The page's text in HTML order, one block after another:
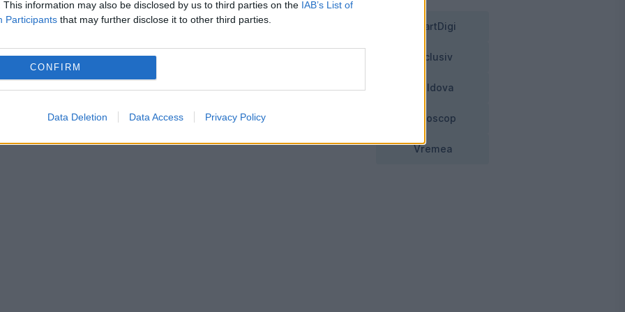
This information may also be disclosed by us to third parties on the IAB’s List of
Participants that may further disclose it to other third parties.
CONFIRM
Data Deletion Data Access Privacy Policy
a suferit răni ușoare, potrivit comisarului
pe starada Dezrobirii a fost
reușind, apoi, să îl dirijeze pe banda a
Rutiere Constanța investighează cazul
de producerea accidentului.
SmartDigi
Exclusiv
Moldova
Horoscop
Vremea